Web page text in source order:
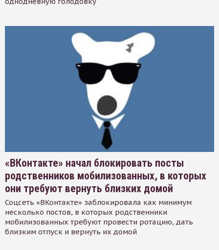
«ВКонтакте» начал блокировать посты
родственников мобилизованных, в которых
они требуют вернуть близких домой
Соцсеть «ВКонтакте» заблокировала как минимум
несколько постов, в которых родственники
мобилизованных требуют провести ротацию, дать
близким отпуск и вернуть их домой